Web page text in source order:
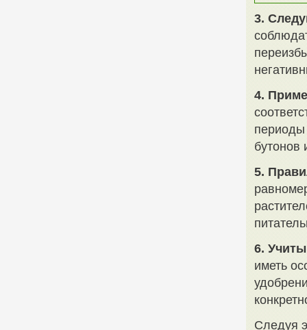
3.
4.
периоды
бутонов
5.
6.
иметь
Следуя